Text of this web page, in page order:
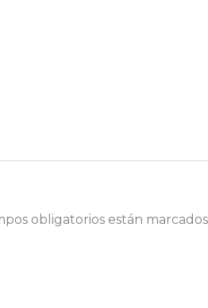
obligatorios están